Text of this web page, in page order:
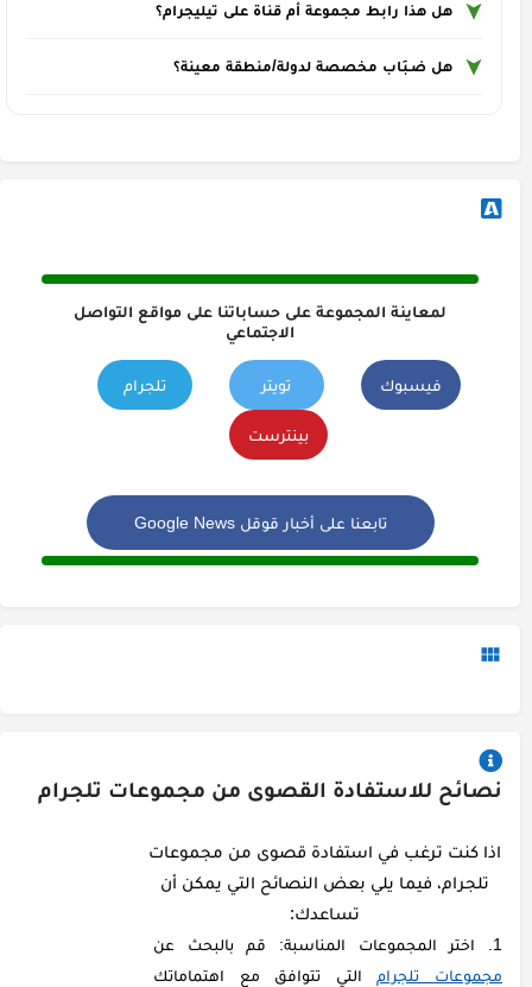
هل هذا رابط مجموعة أم قناة على تيليجرام؟
هل ضـبَاب مخصصة لدولة/منطقة معينة؟
لمعاينة المجموعة على حساباتنا على مواقع التواصل
الاجتماعي
فيسبوك تويتر تلجرام
بينترست
تابعنا على أخبار قوقل Google News
نصائح للاستفادة القصوى من مجموعات تلجرام
اذا كنت ترغب في استفادة قصوى من مجموعات
تلجرام، فيما يلي بعض النصائح التي يمكن أن
تساعدك:
اختر المجموعات المناسبة: قم بالبحث عن
مجموعات تلجرام التي تتوافق مع اهتماماتك